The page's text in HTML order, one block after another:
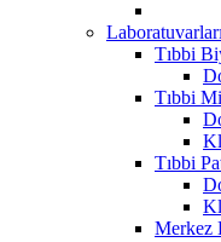
Tıbbi
Tıbbi
Tıbbi
Merkez